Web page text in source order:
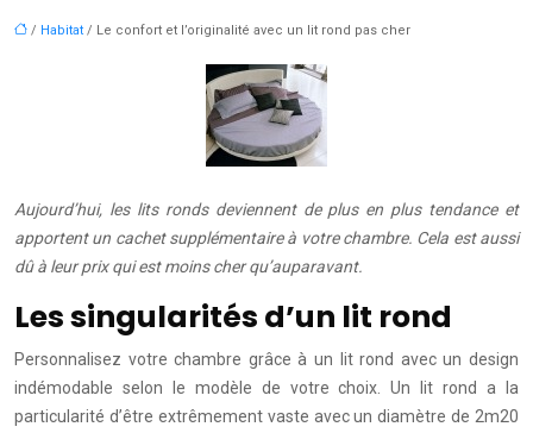
/ Habitat / Le confort et l’originalité avec un lit rond pas cher
Aujourd’hui, les lits ronds deviennent de plus en plus tendance et
apportent un cachet supplémentaire à votre chambre. Cela est aussi
dû à leur prix qui est moins cher qu’auparavant.
Les singularités d’un lit rond
Personnalisez votre chambre grâce à un lit rond avec un design
indémodable selon le modèle de votre choix. Un lit rond a la
particularité d’être extrêmement vaste avec un diamètre de 2m20